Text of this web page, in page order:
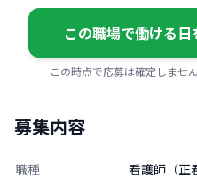
この職場で働ける日
この時点で応募は確定しませ
募集内容
職種 看護師（正